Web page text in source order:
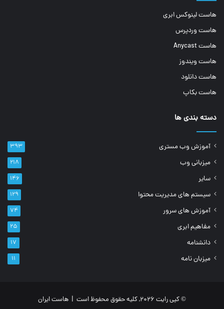
هاست لینوکس ابری
هاست وردپرس
هاست Anycast
هاست ویندوز
هاست دانلود
هاست بکاپ
دسته بندی ها
آموزش وب مستری ۳۹۳
میزبانی وب ۲۱۸
سایر ۱۴۶
سیستم های مدیریت محتوا ۱۲۹
آموزش های سرور ۷۴
مفاهیم ابری ۲۵
دانشنامه ۱۷
میزبان نامه ۱۱
© کپی رایت 2026, کلیه حقوق محفوظ است | هاست ایران